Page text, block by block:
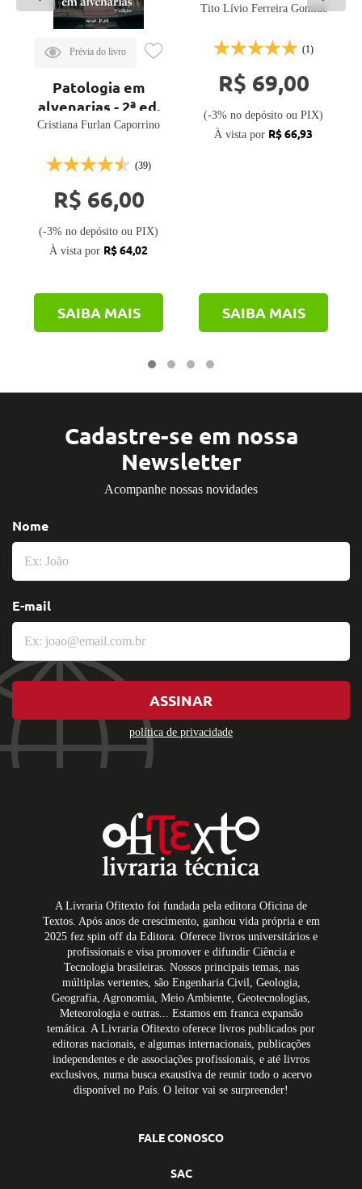
Patologia em
alvenarias - 2ª ed.
Cristiana Furlan Caporrino
(39)
R$ 66,00
(-3% no depósito ou PIX)
À vista por R$ 64,02
SAIBA MAIS
Tito Lívio Ferreira Gomide
(1)
R$ 69,00
(-3% no depósito ou PIX)
À vista por R$ 66,93
SAIBA MAIS
Cadastre-se em nossa
Newsletter
Acompanhe nossas novidades
política de privacidade
Nome
E-mail
ASSINAR
A Livraria Ofitexto foi fundada pela editora Oficina de
Textos. Após anos de crescimento, ganhou vida própria e em
2025 fez spin off da Editora. Oferece livros universitários e
profissionais e visa promover e difundir Ciência e
Tecnologia brasileiras. Nossos principais temas, nas
múltiplas vertentes, são Engenharia Civil, Geologia,
Geografia, Agronomia, Meio Ambiente, Geotecnologias,
Meteorologia e outras... Estamos em franca expansão
temática. A Livraria Ofitexto oferece livros publicados por
editoras nacionais, e algumas internacionais, publicações
independentes e de associações profissionais, e até livros
exclusivos, numa busca exaustiva de reunir todo o acervo
disponível no País. O leitor vai se surpreender!
FALE CONOSCO
SAC